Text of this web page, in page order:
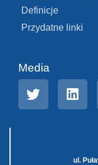
Definicje
Przydatne linki
Media
ul.